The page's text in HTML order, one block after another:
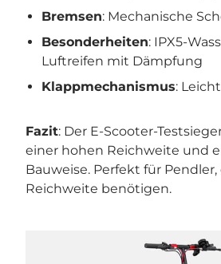
Bremsen: Mechanische
Besonderheiten: IPX5-
Luftreifen mit Dämpfung
Klappmechanismus:
Fazit: Der E-Scooter-
einer hohen Reichweite und
Bauweise. Perfekt für
Reichweite benötigen.